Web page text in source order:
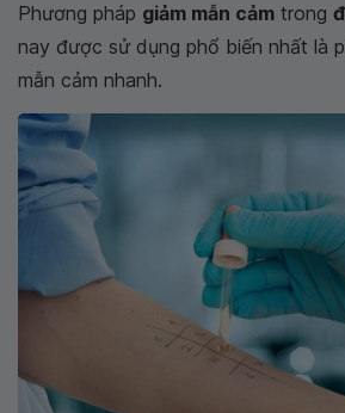
Phương pháp giảm mẫn cảm trong
nay được sử dụng phổ biến nhất là
mẫn cảm nhanh.